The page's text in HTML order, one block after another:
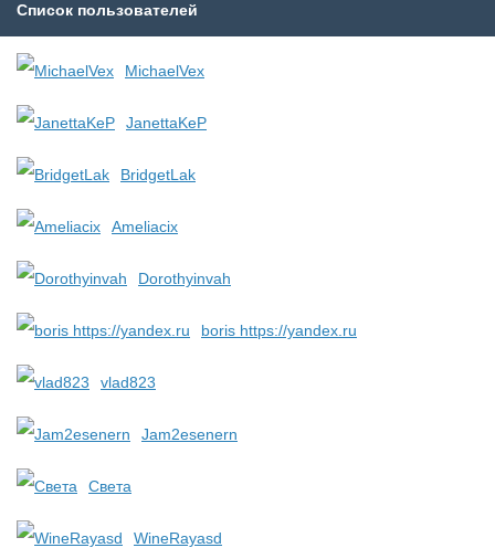
Список пользователей
MichaelVex
JanettaKeP
BridgetLak
Ameliacix
Dorothyinvah
boris https://yandex.ru
vlad823
Jam2esenern
Света
WineRayasd